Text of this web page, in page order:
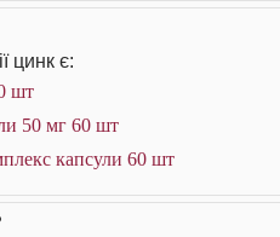
цинк є:
шт
50 мг 60 шт
капсули 60 шт